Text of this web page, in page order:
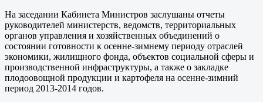
На заседании Кабинета Министров заслушаны отчеты
руководителей министерств, ведомств, территориальных
органов управления и хозяйственных объединений о
состоянии готовности к осенне-зимнему периоду отраслей
экономики, жилищного фонда, объектов социальной сферы и
производственной инфраструктуры, а также о закладке
плодоовощной продукции и картофеля на осенне-зимний
период 2013-2014 годов.